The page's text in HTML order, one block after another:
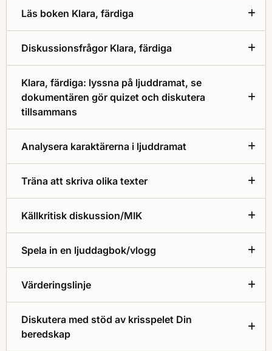
Läs boken Klara, färdiga
Diskussionsfrågor Klara, färdiga
Klara, färdiga: lyssna på ljuddramat, se
dokumentären gör quizet och diskutera
tillsammans
Analysera karaktärerna i ljuddramat
Träna att skriva olika texter
Källkritisk diskussion/MIK
Spela in en ljuddagbok/vlogg
Värderingslinje
Diskutera med stöd av krisspelet Din
beredskap